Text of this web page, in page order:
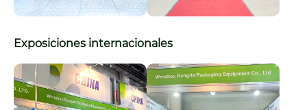
Exposiciones internacionales